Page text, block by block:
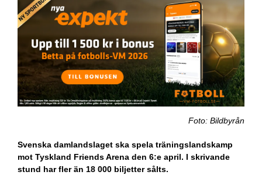
Foto: Bildbyrån
Svenska damlandslaget ska spela träningslandskamp
mot Tyskland Friends Arena den 6:e april. I skrivande
stund har fler än 18 000 biljetter sålts.